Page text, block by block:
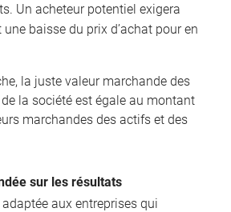
Un acheteur potentiel exigera
baisse du prix d’achat pour en
la juste valeur marchande des
la société est égale au montant
marchandes des actifs et des
sur les résultats
aux entreprises qui